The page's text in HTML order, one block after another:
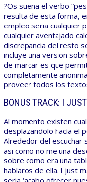
?Os suena el verbo
resulta de esta forma,
empleo seria cualquier
cualquier aventajado
discrepancia del resto
incluye una version
de marcar es que
completamente
proveer todos los
BONUS TRACK: I
Al momento existen
desplazandolo hacia el
Alrededor del escuchar
asi como no me una
sobre como era una
hablaros de ella. I just
seria ‘acabo ofrecer